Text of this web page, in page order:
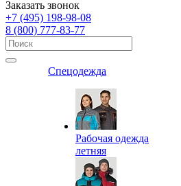
Заказать звонок
+7 (495) 198-98-08
8 (800) 777-83-77
Спецодежда
Рабочая одежда
летняя